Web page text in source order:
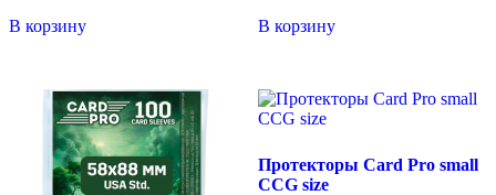
В корзину В корзину
Протекторы Card Pro small
CCG size